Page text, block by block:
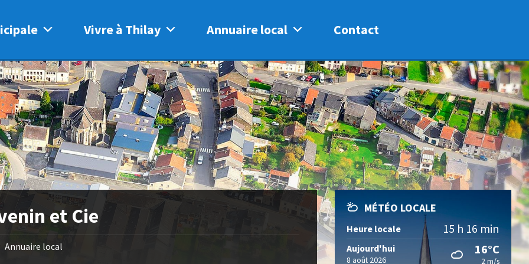
Vivre à Thilay Annuaire local Contact
et Cie
Annuaire local
MÉTÉO LOCALE
Heure locale 15 h 16 min
Aujourd'hui
8 août 2026
16°C
2 m/s